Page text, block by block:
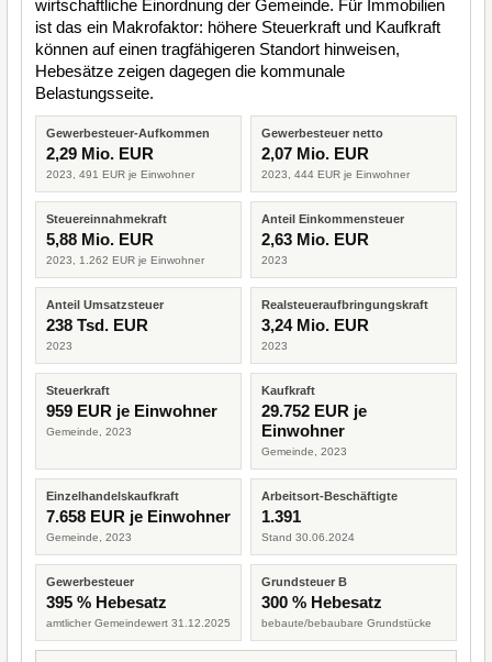
wirtschaftliche Einordnung der Gemeinde. Für Immobilien
ist das ein Makrofaktor: höhere Steuerkraft und Kaufkraft
können auf einen tragfähigeren Standort hinweisen,
Hebesätze zeigen dagegen die kommunale
Belastungsseite.
Gewerbesteuer-Aufkommen
2,29 Mio. EUR
2023, 491 EUR je Einwohner
Gewerbesteuer netto
2,07 Mio. EUR
2023, 444 EUR je Einwohner
Steuereinnahmekraft
5,88 Mio. EUR
2023, 1.262 EUR je Einwohner
Anteil Einkommensteuer
2,63 Mio. EUR
2023
Anteil Umsatzsteuer
238 Tsd. EUR
2023
Realsteueraufbringungskraft
3,24 Mio. EUR
2023
Steuerkraft
959 EUR je Einwohner
Gemeinde, 2023
Kaufkraft
29.752 EUR je
Einwohner
Gemeinde, 2023
Einzelhandelskaufkraft
7.658 EUR je Einwohner
Gemeinde, 2023
Arbeitsort-Beschäftigte
1.391
Stand 30.06.2024
Gewerbesteuer
395 % Hebesatz
amtlicher Gemeindewert 31.12.2025
Grundsteuer B
300 % Hebesatz
bebaute/bebaubare Grundstücke